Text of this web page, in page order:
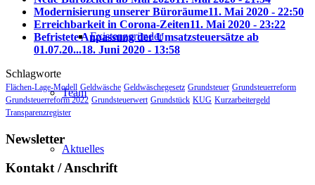
Existenzgründer
Team
Aktuelles
Modernisierung unserer Büroräume11. Mai 2020 - 22:50
Erreichbarkeit in Corona-Zeiten11. Mai 2020 - 23:22
Befristete Anpassung der Umsatzsteuersätze ab
01.07.20...18. Juni 2020 - 13:58
Schlagworte
Flächen-Lage-Modell Geldwäsche Geldwäschegesetz Grundsteuer Grundsteuerreform
Grundsteuerreform 2022 Grundsteuerwert Grundstück KUG Kurzarbeitergeld
Transparenzregister
Newsletter
Kontakt / Anschrift